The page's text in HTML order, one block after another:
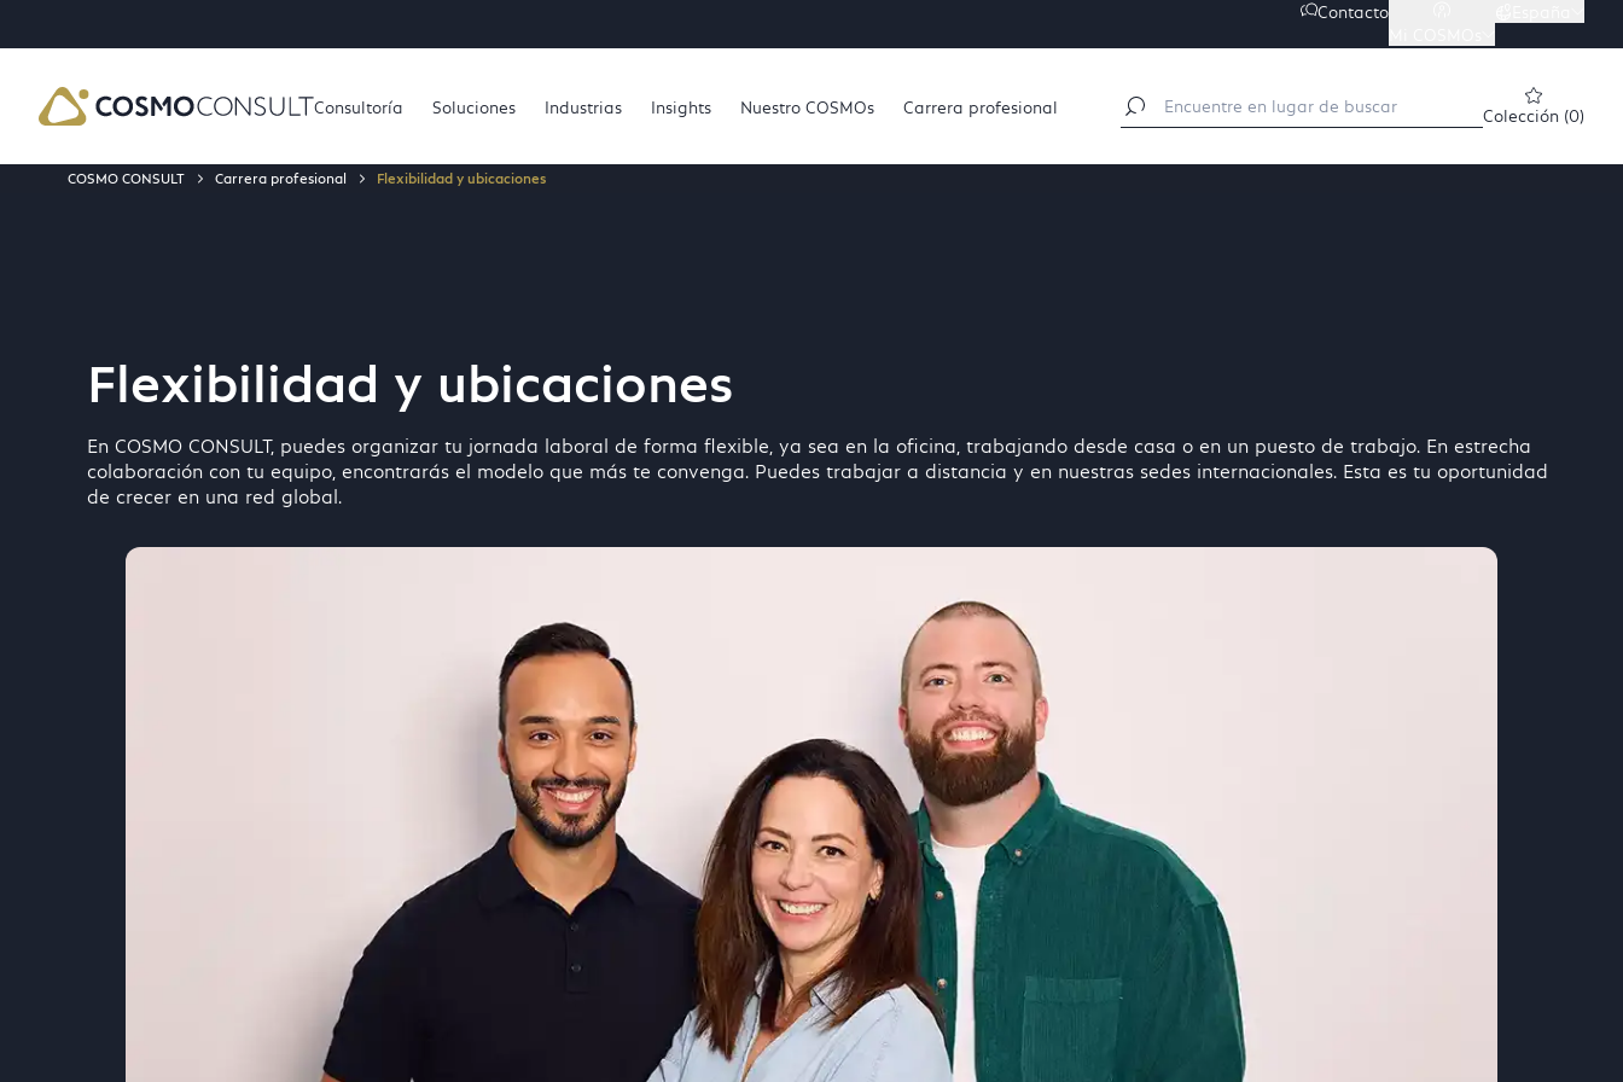
Contacto
Consultoría Soluciones Industrias Insights Nuestro COSMOs Carrera profesional Colección (0)
COSMO CONSULT Carrera profesional Flexibilidad y ubicaciones
Flexibilidad y ubicaciones
En COSMO CONSULT, puedes organizar tu jornada laboral de forma flexible, ya sea en la oficina, trabajando desde casa o en un puesto de trabajo. En estrecha
colaboración con tu equipo, encontrarás el modelo que más te convenga. Puedes trabajar a distancia y en nuestras sedes internacionales. Esta es tu oportunidad
de crecer en una red global.